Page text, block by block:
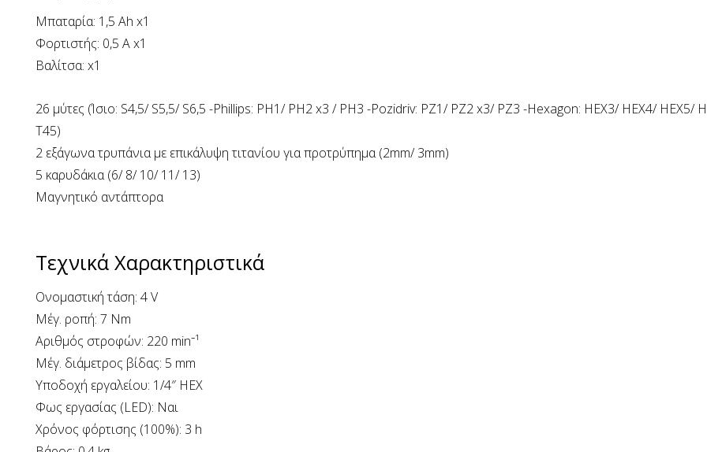
Μπαταρία: 1,5 Ah x1
Φορτιστής: 0,5 A x1
Βαλίτσα: x1
26 μύτες (Ίσιο: S4,5/ S5,5/ S6,5 -Phillips: PH1/ PH2 x3 / PH3 -Pozidriv: PZ1/ PZ2 x3/ PZ3 -Hexagon: HEX3/ HEX4/
T45)
2 εξάγωνα τρυπάνια με επικάλυψη τιτανίου για προτρύπημα (2mm/ 3mm)
5 καρυδάκια (6/ 8/ 10/ 11/ 13)
Μαγνητικό αντάπτορα
Τεχνικά Χαρακτηριστικά
Ονομαστική τάση: 4 V
Μέγ. ροπή: 7 Nm
Αριθμός στροφών: 220 min⁻¹
Μέγ. διάμετρος βίδας: 5 mm
Υποδοχή εργαλείου: 1/4″ HEX
Φως εργασίας (LED): Ναι
Χρόνος φόρτισης (100%): 3 h